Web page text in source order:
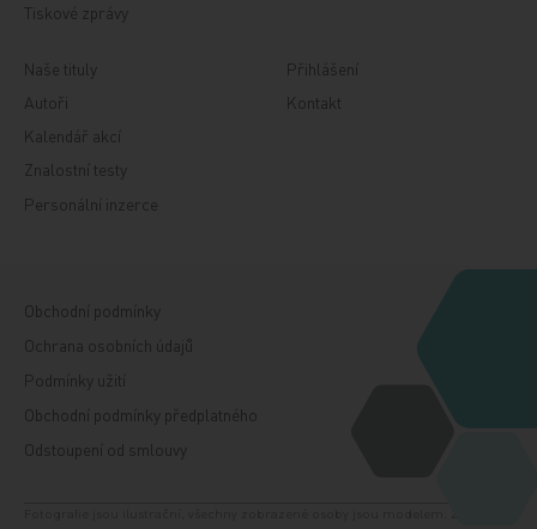
Tiskové zprávy
Naše tituly
Autoři
Kalendář akcí
Znalostní testy
Personální inzerce
Přihlášení
Kontakt
Obchodní podmínky
Ochrana osobních údajů
Podmínky užití
Obchodní podmínky předplatného
Odstoupení od smlouvy